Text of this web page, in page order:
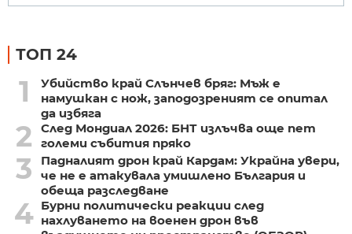
ТОП 24
1
Убийство край Слънчев бряг: Мъж е
намушкан с нож, заподозреният се опитал
да избяга
2
След Мондиал 2026: БНТ излъчва още пет
големи събития пряко
3
Падналият дрон край Кардам: Украйна увери,
че не е атакувала умишлено България и
обеща разследване
4 Бурни политически реакции след
нахлуването на военен дрон във